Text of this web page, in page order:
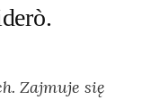
Zajmuje się